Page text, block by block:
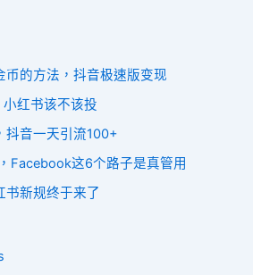
币的方法，抖音极速版变现
红书该不该投
抖音一天引流100+
Facebook这6个路子是真管用
书新规终于来了